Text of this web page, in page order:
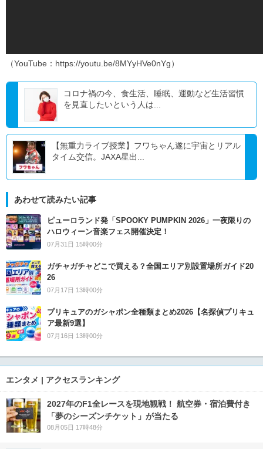
（YouTube：https://youtu.be/8MYyHVe0nYg）
コロナ禍の今、食生活、睡眠、運動など生活習慣
を見直したいという人は...
【無重力ライブ授業】フワちゃん遂に宇宙とリアル
タイム交信。JAXA星出...
あわせて読みたい記事
ピューロランド発「SPOOKY PUMPKIN 2026」一夜限りの
ハロウィーン音楽フェス開催決定！
07月31日 15時00分
ガチャガチャどこで買える？全国エリア別設置場所ガイド20
26
07月17日 13時00分
プリキュアのガシャポン全種類まとめ2026【名探偵プリキュ
ア最新9選】
07月16日 13時00分
エンタメ | アクセスランキング
2027年のF1全レースを現地観戦！ 航空券・宿泊費付き
「夢のシーズンチケット」が当たる
08月05日 17時48分